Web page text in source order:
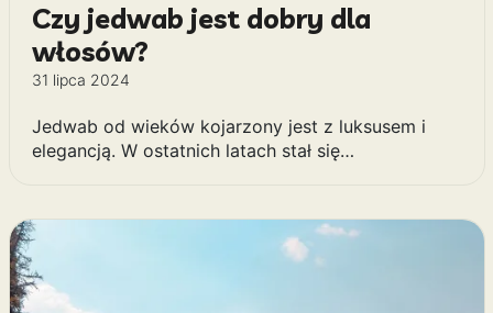
Czy jedwab jest dobry dla
włosów?
31 lipca 2024
Jedwab od wieków kojarzony jest z luksusem i
elegancją. W ostatnich latach stał się…